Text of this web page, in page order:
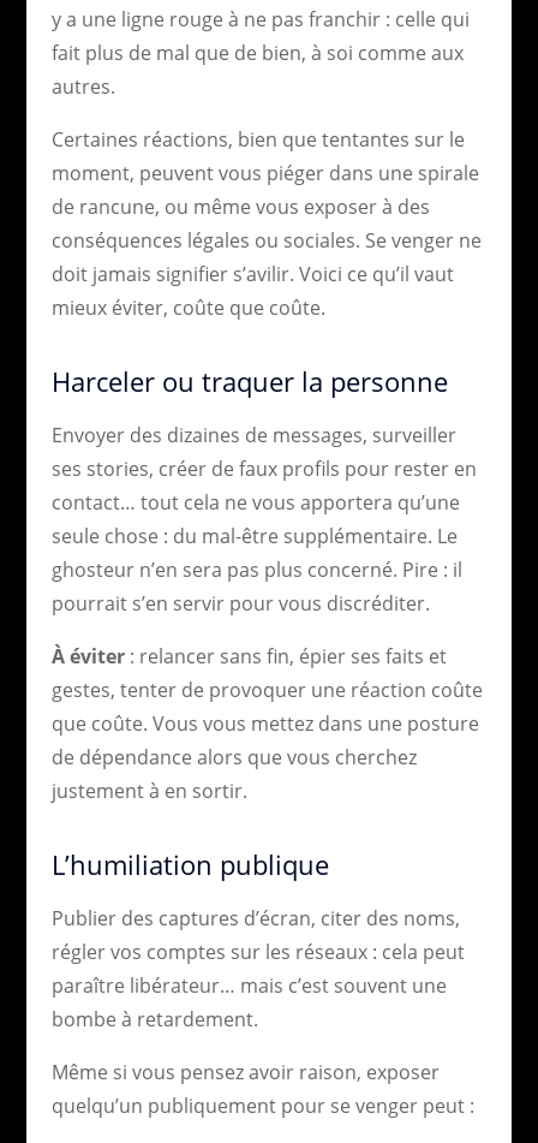
y a une ligne rouge à ne pas franchir : celle qui
fait plus de mal que de bien, à soi comme aux
autres.
Certaines réactions, bien que tentantes sur le
moment, peuvent vous piéger dans une spirale
de rancune, ou même vous exposer à des
conséquences légales ou sociales. Se venger ne
doit jamais signifier s’avilir. Voici ce qu’il vaut
mieux éviter, coûte que coûte.
Harceler ou traquer la personne
Envoyer des dizaines de messages, surveiller
ses stories, créer de faux profils pour rester en
contact… tout cela ne vous apportera qu’une
seule chose : du mal-être supplémentaire. Le
ghosteur n’en sera pas plus concerné. Pire : il
pourrait s’en servir pour vous discréditer.
À éviter: relancer sans fin, épier ses faits et
gestes, tenter de provoquer une réaction coûte
que coûte. Vous vous mettez dans une posture
de dépendance alors que vous cherchez
justement à en sortir.
L’humiliation publique
Publier des captures d’écran, citer des noms,
régler vos comptes sur les réseaux : cela peut
paraître libérateur… mais c’est souvent une
bombe à retardement.
Même si vous pensez avoir raison, exposer
quelqu’un publiquement pour se venger peut :